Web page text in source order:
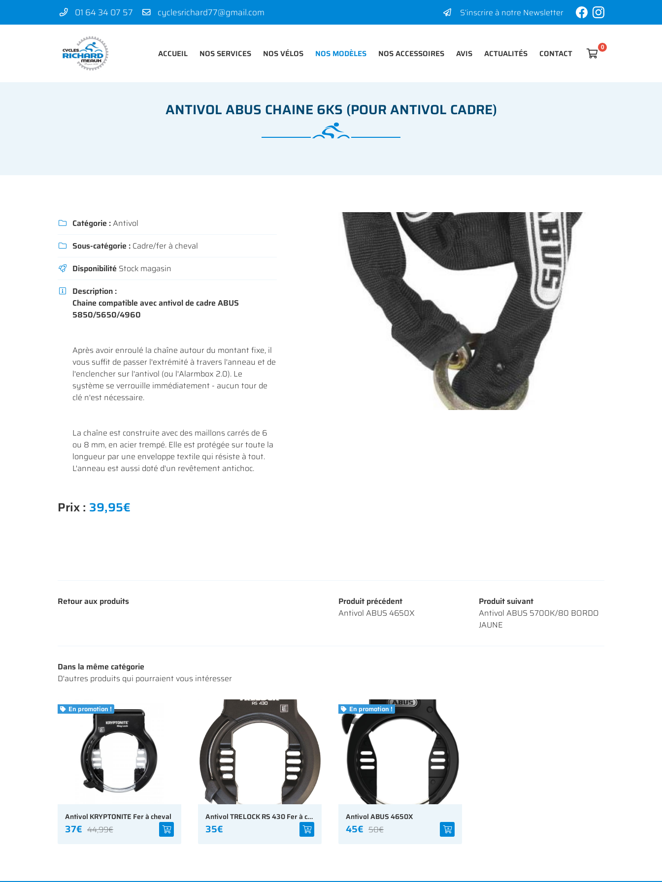
01 64 34 07 57 S’inscrire à notre Newsletter
ACCUEIL NOS SERVICES NOS VÉLOS NOS MODÈLES NOS ACCESSOIRES AVIS ACTUALITÉS CONTACT 
VALIDER VOTRE PANIER
50 rue des Madeleines
77100 Mareuil-lès-Meaux
01 64 34 07 57
Recopier le code ci-contre
Rafraîchir le captcha
En cochant cette case, vous consentez à recevoir nos propositions commerciales à
le formulaire de désinscription
INSCRIPTION
ANTIVOL ABUS CHAINE 6KS (POUR ANTIVOL CADRE)
 Catégorie :Antivol
 Sous-catégorie : Cadre/fer à cheval
 Disponibilité Stock magasin

Description :
Chaine compatible avec antivol de cadre ABUS
5850/5650/4960
Après avoir enroulé la chaîne autour du montant fixe, il
vous suffit de passer l'extrémité à travers l'anneau et de
l'enclencher sur l'antivol (ou l'Alarmbox 2.0). Le
système se verrouille immédiatement - aucun tour de
clé n'est nécessaire.
La chaîne est construite avec des maillons carrés de 6
ou 8 mm, en acier trempé. Elle est protégée sur toute la
longueur par une enveloppe textile qui résiste à tout.
L'anneau est aussi doté d'un revêtement antichoc.
Prix : 39,95€
Retour aux produits
Produit précédent
Antivol ABUS 4650X
Produit suivant
Antivol ABUS 5700K/80 BORDO
JAUNE
Dans la même catégorie
D'autres produits qui pourraient vous intéresser
 En promotion !
Antivol KRYPTONITE Fer à cheval
37€ 44,99€
Antivol TRELOCK RS 430 Fer à cheval
35€
 En promotion !
Antivol ABUS 4650X
45€ 50€